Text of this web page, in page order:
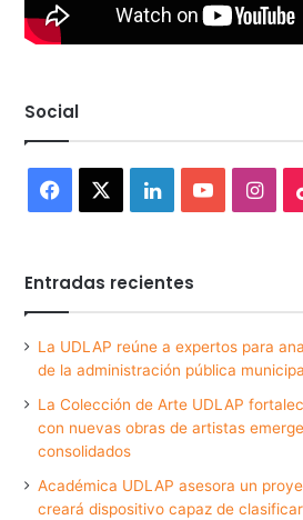
Social
Facebook LinkedInYouTube
Entradas recientes
La UDLAP reúne a expertos para
de la administración pública
La Colección de Arte UDLAP
con nuevas obras de artistas
consolidados
Académica UDLAP asesora un
creará dispositivo capaz de